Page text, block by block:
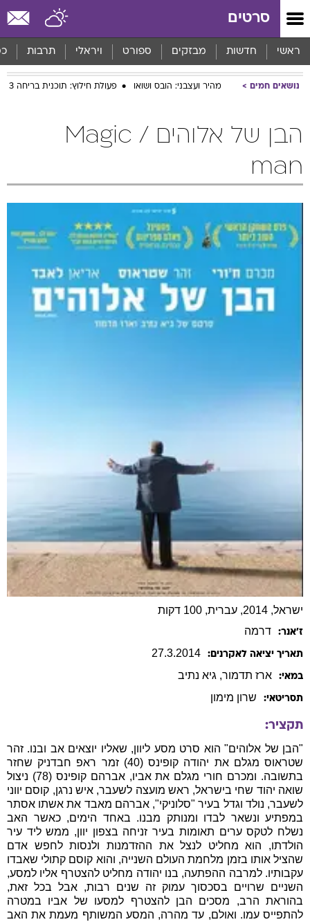
סרטים
ראשי חדשות מבזקים ספורט ויראלי תרבות
נושאים חמים מהיר ועצבני: הובס ושואו פעולת חילוץ: תוכנית בריחה 3
הבן של אלוהים / Magic
man
ישראל, 2014, עברית, 100 דקות
ז׳אנר: דרמה
תאריך יציאה לאקרנים: 27.3.2014
במאי: ארז תדמור, גיא נתיב
תסריטאי: שרון מימון
תקציר:
"הבן של אלוהים" הוא סרט מסע ליוון, שאליו יוצאים אב ובנו. זהר
שטראוס מגלם את יהודה קופינס (40) זמר ראפ חבדניק שחזר
בתשובה. ומכרם חורי מגלם את אביו, אברהם קופינס (78) ניצול
שואה יהוד שחי בישראל, ראש מועצה לשעבר, איש נרגן, קוסם יווני
לשעבר, נולד וגדל בעיר "סלוניקי", אברהם מאבד את אשתו אסתר
במפתיע ונשאר לבדו ומנותק מבנו. באחד הימים, כאשר האב
נשלח לטקס ערים תאומות בעיר זניחה בצפון יוון, ממש ליד עיר
הולדתו, הוא מחליט לנצל את ההזדמנות ולנסות לחפש אדם
שהציל אותו בזמן מלחמת העולם השנייה, והוא קוסם קתולי שאבדו
עקבותיו. למרבה ההפתעה, בנו יהודה מחליט להצטרף אליו למסע,
השניים שרויים בסכסוך עמוק זה שנים רבות, אבל בכל זאת,
בהוראת הרב, מסכים הבן להצטרף למסעו של אביו במטרה
להתפייס עמו. ואולם, עד מהרה, המסע המשותף מעמת את האב